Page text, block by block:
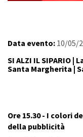
Data evento: 10/05/
SI ALZI IL SIPARIO
Santa Margherita |
Ore 15.30 - I colori
della pubblicità